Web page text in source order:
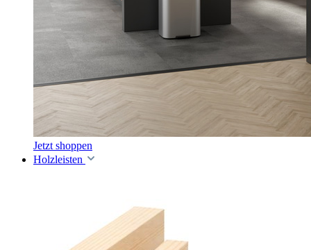
Jetzt shoppen
Holzleisten